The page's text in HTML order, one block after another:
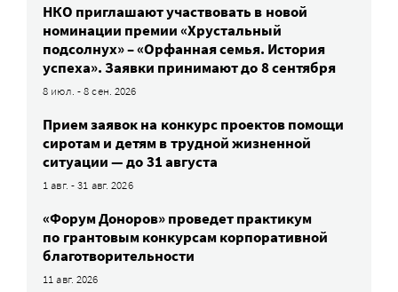
НКО приглашают участвовать в новой
номинации премии «Хрустальный
подсолнух» – «Орфанная семья. История
успеха». Заявки принимают до 8 сентября
8 июл. - 8 сен. 2026
Прием заявок на конкурс проектов помощи
сиротам и детям в трудной жизненной
ситуации — до 31 августа
1 авг. - 31 авг. 2026
«Форум Доноров» проведет практикум
по грантовым конкурсам корпоративной
благотворительности
11 авг. 2026